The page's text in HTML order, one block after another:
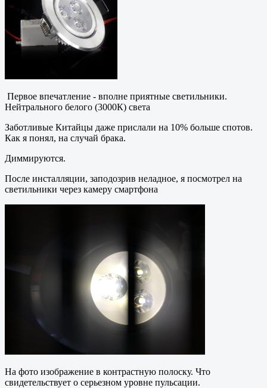
Первое впечатление - вполне приятные светильники.
Нейтрального белого (3000К) света
Заботливые Китайцы даже прислали на 10% больше спотов.
Как я понял, на случай брака.
Диммируются.
После инсталляции, заподозрив неладное, я посмотрел на
светильники через камеру смартфона
На фото изображение в контрастную полоску. Что
свидетельствует о серьезном уровне пульсации.